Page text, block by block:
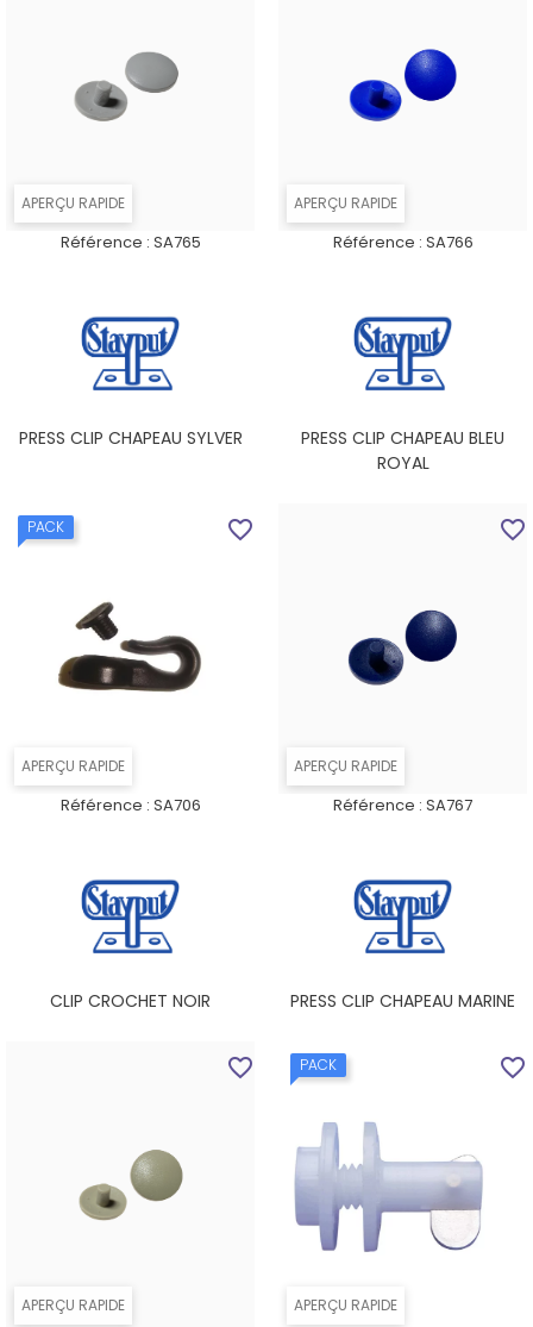
APERÇU RAPIDE
Référence : SA765
PRESS CLIP CHAPEAU SYLVER
APERÇU RAPIDE
Référence : SA766
PRESS CLIP CHAPEAU BLEU
ROYAL
APERÇU RAPIDE
PACK
Référence : SA706
CLIP CROCHET NOIR
favorite_border
APERÇU RAPIDE
Référence : SA767
PRESS CLIP CHAPEAU MARINE
favorite_border
APERÇU RAPIDE
favorite_border
APERÇU RAPIDE
PACK favorite_border